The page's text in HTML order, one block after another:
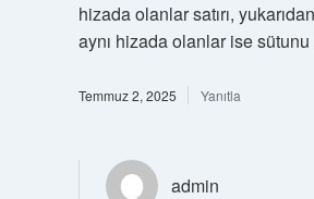
hizada olanlar satırı,
aynı hizada olanlar ise sütunu
Temmuz 2, 2025 Yanıtla
admin